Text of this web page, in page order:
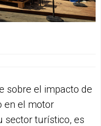
sobre el impacto de
en el motor
sector turístico, es